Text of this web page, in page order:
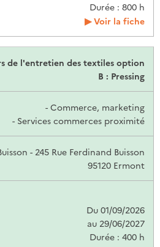
Durée : 800 h
Voir la fiche
de l'entretien des textiles option
B : Pressing
- Commerce, marketing
- Services commerces proximité
- 245 Rue Ferdinand Buisson
95120 Ermont
Du 01/09/2026
au 29/06/2027
Durée : 400 h